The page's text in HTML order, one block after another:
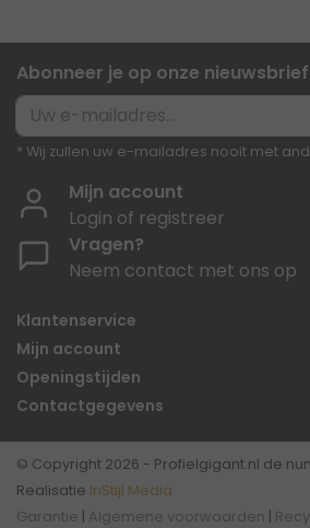
Abonneer je op onze nieuwsbrief
* Wij zullen uw e-mailadres nooit met
Mijn account
Login of registreer
Vragen?
Neem contact met ons op
Klantenservice
Mijn account
Openingstijden
Contactgegevens
© Copyright 2026 - Profielgigant.nl de
Realisatie InStijl Media
Garantie
Algemene voorwaarden